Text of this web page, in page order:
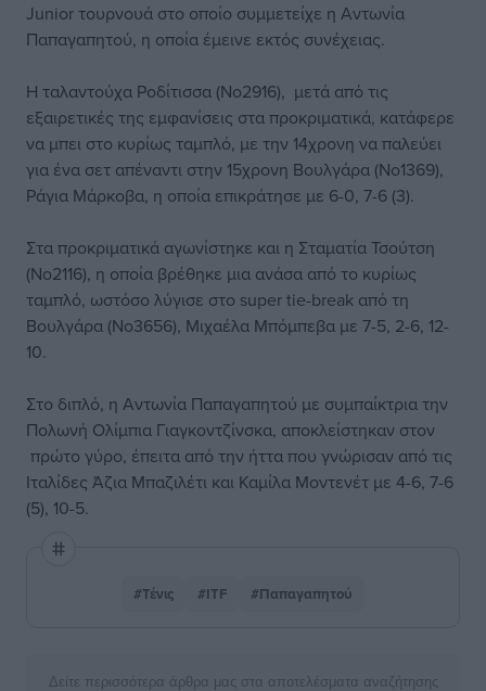
Junior τουρνουά στο οποίο συμμετείχε η Αντωνία
Παπαγαπητού, η οποία έμεινε εκτός συνέχειας.
Η ταλαντούχα Ροδίτισσα (Νο2916), μετά από τις
εξαιρετικές της εμφανίσεις στα προκριματικά, κατάφερε
να μπει στο κυρίως ταμπλό, με την 14χρονη να παλεύει
για ένα σετ απέναντι στην 15χρονη Βουλγάρα (Νο1369),
Ράγια Μάρκοβα, η οποία επικράτησε με 6-0, 7-6 (3).
Στα προκριματικά αγωνίστηκε και η Σταματία Τσούτση
(Νο2116), η οποία βρέθηκε μια ανάσα από το κυρίως
ταμπλό, ωστόσο λύγισε στο super tie-break από τη
Βουλγάρα (Νο3656), Μιχαέλα Μπόμπεβα με 7-5, 2-6, 12-
10.
Στο διπλό, η Αντωνία Παπαγαπητού με συμπαίκτρια την
Πολωνή Ολίμπια Γιαγκοντζίνσκα, αποκλείστηκαν στον
πρώτο γύρο, έπειτα από την ήττα που γνώρισαν από τις
Ιταλίδες Άζια Μπαζιλέτι και Καμίλα Μοντενέτ με 4-6, 7-6
(5), 10-5.
#Τένις #ITF #Παπαγαπητού
Δείτε περισσότερα άρθρα μας στα αποτελέσματα αναζήτησης